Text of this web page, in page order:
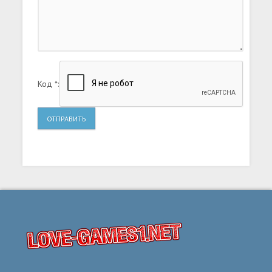
Код *:
ОТПРАВИТЬ